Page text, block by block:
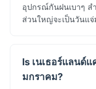
อุปกรณ์กันฝนเบาๆ ส
ส่วนใหญ่จะเป็นวันแจ่
Is เนเธอร์แลนด์
มกราคม?